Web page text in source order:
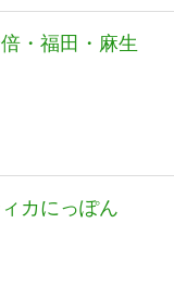
・福田・麻生
カにっぽん